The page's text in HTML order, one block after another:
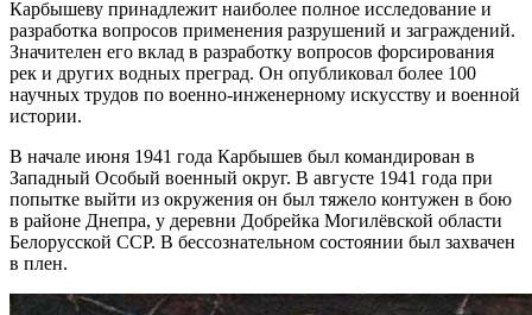
Карбышеву принадлежит наиболее полное исследование и
разработка вопросов применения разрушений и заграждений.
Значителен его вклад в разработку вопросов форсирования
рек и других водных преград. Он опубликовал более 100
научных трудов по военно-инженерному искусству и военной
истории.
В начале июня 1941 года Карбышев был командирован в
Западный Особый военный округ. В августе 1941 года при
попытке выйти из окружения он был тяжело контужен в бою
в районе Днепра, у деревни Добрейка Могилёвской области
Белорусской ССР. В бессознательном состоянии был захвачен
в плен.